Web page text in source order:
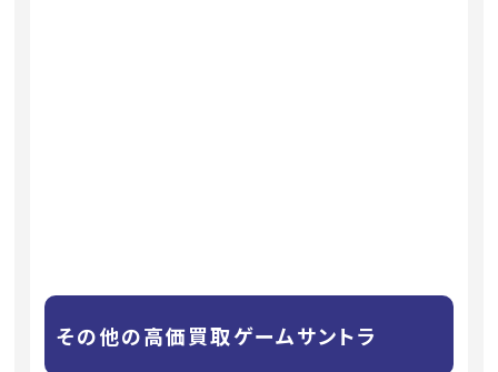
その他の高価買取ゲームサントラ